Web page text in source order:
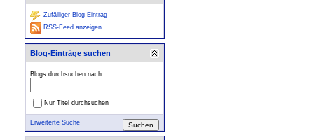
Zufälliger Blog-Eintrag
RSS-Feed anzeigen
Blog-Einträge suchen
Blogs durchsuchen nach:
Nur Titel durchsuchen
Erweiterte Suche